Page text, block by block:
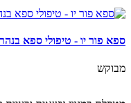
ספא פור יו - טיפולי ספא
מבוקש